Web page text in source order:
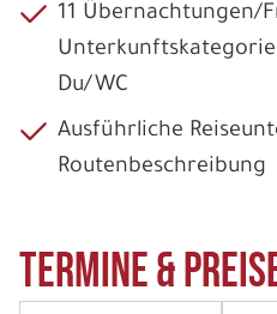
11 Übernachtungen/
Du/WC
Ausführliche
Routenbeschreibung
Termine &